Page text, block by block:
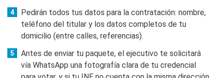
Pedirán todos tus datos para la contratación: nombre,
teléfono del titular y los datos completos de tu
domicilio (entre calles, referencias).
Antes de enviar tu paquete, el ejecutivo te solicitará
vía WhatsApp una fotografía clara de tu credencial